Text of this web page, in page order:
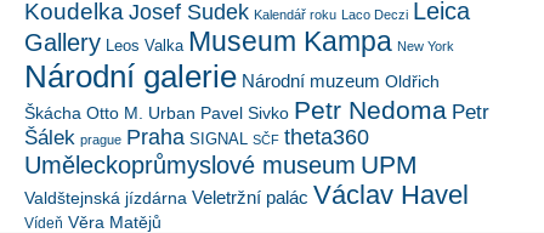
Koudelka Josef Sudek Kalendář roku Laco Deczi Leica
Gallery
Leos Valka Museum Kampa New York
Národní galerie Národní muzeum Oldřich
Škácha Otto M. Urban Pavel Sivko Petr Nedoma Petr
Šálek prague Praha SIGNAL SČF theta360
Uměleckoprůmyslové museum UPM
Valdštejnská jízdárna Veletržní palác Václav Havel
Vídeň Věra Matějů